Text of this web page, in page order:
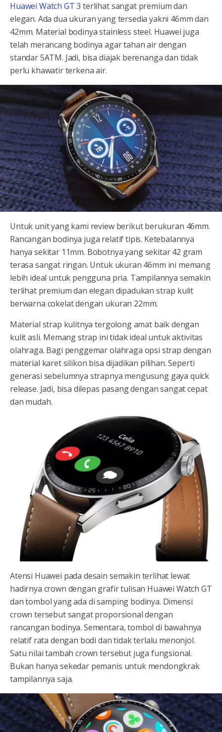
Huawei Watch GT 3 terlihat sangat premium dan
elegan. Ada dua ukuran yang tersedia yakni 46mm dan
42mm. Material bodinya stainless steel. Huawei juga
telah merancang bodinya agar tahan air dengan
standar 5ATM. Jadi, bisa diajak berenanga dan tidak
perlu khawatir terkena air.
Untuk unit yang kami review berikut berukuran 46mm.
Rancangan bodinya juga relatif tipis. Ketebalannya
hanya sekitar 11mm. Bobotnya yang sekitar 42 gram
terasa sangat ringan. Untuk ukuran 46mm ini memang
lebih ideal untuk pengguna pria. Tampilannya semakin
terlihat premium dan elegan dipadukan strap kulit
berwarna cokelat dengan ukuran 22mm.
Material strap kulitnya tergolong amat baik dengan
kulit asli. Memang strap ini tidak ideal untuk aktivitas
olahraga. Bagi penggemar olahraga opsi strap dengan
material karet silikon bisa dijadikan pilihan. Seperti
generasi sebelumnya strapnya mengusung gaya quick
release. Jadi, bisa dilepas pasang dengan sangat cepat
dan mudah.
Atensi Huawei pada desain semakin terlihat lewat
hadirnya crown dengan grafir tulisan Huawei Watch GT
dan tombol yang ada di samping bodinya. Dimensi
crown tersebut sangat proporsional dengan
rancangan bodinya. Sementara, tombol di bawahnya
relatif rata dengan bodi dan tidak terlalu menonjol.
Satu nilai tambah crown tersebut juga fungsional.
Bukan hanya sekedar pemanis untuk mendongkrak
tampilannya saja.